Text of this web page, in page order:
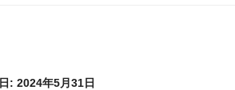
日: 2024年5月31日